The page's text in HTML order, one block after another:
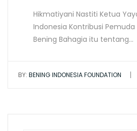
Hikmatiyani Nastiti Ketua
Indonesia Kontribusi Pemuda
Bening Bahagia itu tentang…
BY: BENING INDONESIA FOUNDATION |